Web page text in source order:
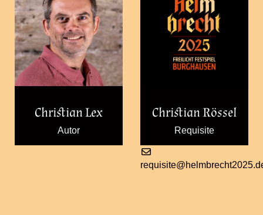
Christian Lex
Autor
Christian Rössel
Requisite